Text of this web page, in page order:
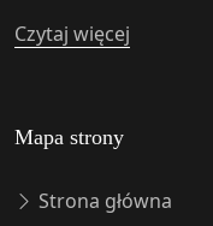
Czytaj więcej
Mapa strony
Strona główna